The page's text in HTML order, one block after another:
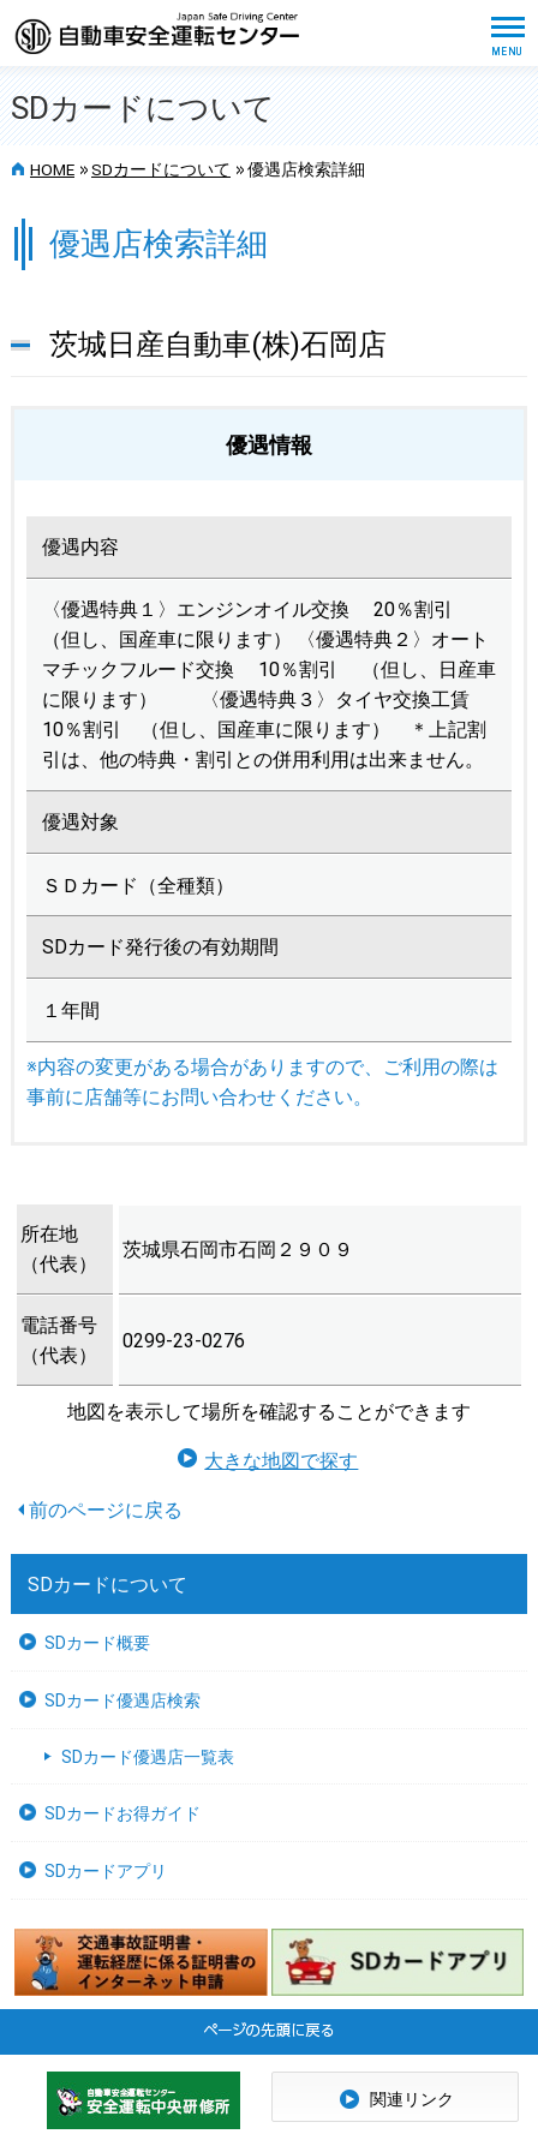
SDカードについて
HOME >> SDカードについて >> 優遇店検索詳細
優遇店検索詳細
茨城日産自動車(株)石岡店
優遇情報
優遇内容
〈優遇特典１〉エンジンオイル交換 20％割引
（但し、国産車に限ります） 〈優遇特典２〉オート
マチックフルード交換 10％割引 （但し、日産車
に限ります） 〈優遇特典３〉タイヤ交換工賃
10％割引 （但し、国産車に限ります） ＊上記割
引は、他の特典・割引との併用利用は出来ません。
優遇対象
ＳＤカード（全種類）
SDカード発行後の有効期間
１年間
※内容の変更がある場合がありますので、ご利用の際は
事前に店舗等にお問い合わせください。
所在地
（代表）
茨城県石岡市石岡２９０９
電話番号
（代表）
0299-23-0276
地図を表示して場所を確認することができます
大きな地図で探す
SDカードについて
SDカード概要
SDカード優遇店検索
SDカード優遇店一覧表
SDカードお得ガイド
SDカードアプリ
関連リンク